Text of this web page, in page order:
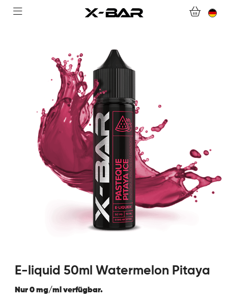
ABONNEMENTS
COLLECTIONS
KONTAKTIERE UNS.
FAQ.
WERDEN SIE X-BAR-GROSSHÄNDLER
E-liquid 50ml Watermelon Pitaya
Nur 0 mg/ml verfügbar.